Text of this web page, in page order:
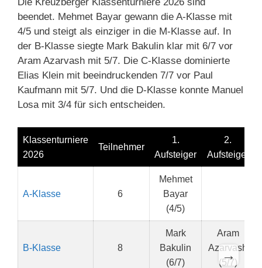
Die Kreuzberger Klassenturniere 2026 sind
beendet. Mehmet Bayar gewann die A-Klasse mit
4/5 und steigt als einziger in die M-Klasse auf. In
der B-Klasse siegte Mark Bakulin klar mit 6/7 vor
Aram Azarvash mit 5/7. Die C-Klasse dominierte
Elias Klein mit beeindruckenden 7/7 vor Paul
Kaufmann mit 5/7. Und die D-Klasse konnte Manuel
Losa mit 3/4 für sich entscheiden.
Klassenturniere
2026
Teilnehmer
1.
Aufsteiger
2.
Aufsteiger
A-Klasse 6
Mehmet
Bayar
(4/5)
B-Klasse 8
Mark
Bakulin
(6/7)
Aram
Azarvash
(5/7)
→